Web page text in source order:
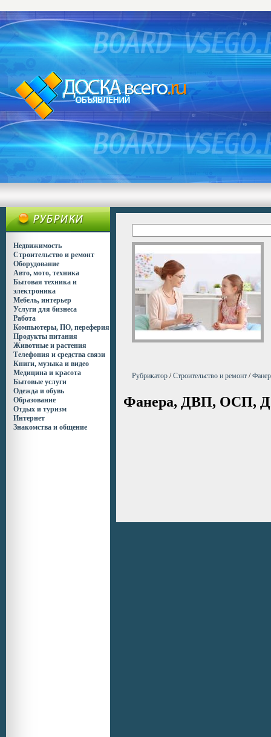
Недвижимость
Строительство и ремонт
Оборудование
Авто, мото, техника
Бытовая техника и
электроника
Мебель, интерьер
Услуги для бизнеса
Работа
Компьютеры, ПО, переферия
Продукты питания
Животные и растения
Телефония и средства связи
Книги, музыка и видео
Медицина и красота
Бытовые услуги
Одежда и обувь
Образование
Отдых и туризм
Интернет
Знакомства и общение
Рубрикатор /Строительство и ремонт /
Фанера, ДВП, ОСП,